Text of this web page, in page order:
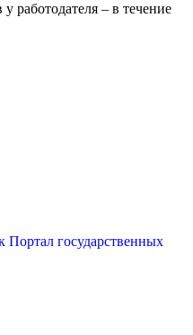
работодателя – в течение
Портал государственных